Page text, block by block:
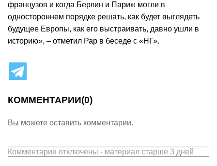
французов и когда Берлин и Париж могли в
одностороннем порядке решать, как будет выглядеть
будущее Европы, как его выстраивать, давно ушли в
историю», – отметил Рар в беседе с «НГ».
КОММЕНТАРИИ(0)
Вы можете оставить комментарии.
Комментарии отключены - материал старше 3 дней